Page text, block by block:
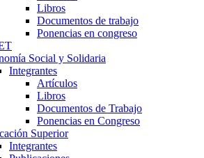
Libros
Documentos de trabajo
Ponencias en congreso
Social y Solidaria
Integrantes
Artículos
Libros
Documentos de Trabajo
Ponencias en Congreso
Superior
Integrantes